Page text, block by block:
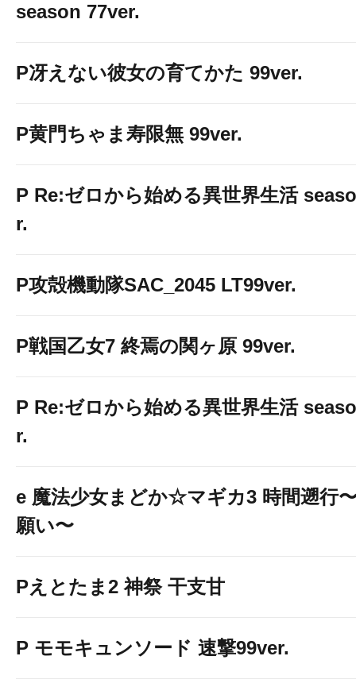
season 77ver.
P冴えない彼女の育てかた 99ver.
P黄門ちゃま寿限無 99ver.
P Re:ゼロから始める異世界生活
r.
P攻殻機動隊SAC_2045 LT99ver.
P戦国乙女7 終焉の関ヶ原 99ver.
P Re:ゼロから始める異世界生活
r.
e 魔法少女まどか☆マギカ3 時間遡行
願い〜
Pえとたま2 神祭 干支甘
P モモキュンソード 速撃99ver.